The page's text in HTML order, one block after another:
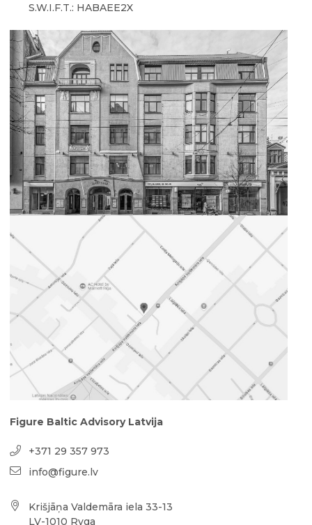
S.W.I.F.T.: HABAEE2X
Figure Baltic Advisory Latvija
+371 29 357 973
info@figure.lv
Krišjāņa Valdemāra iela 33-13
LV-1010 Ryga